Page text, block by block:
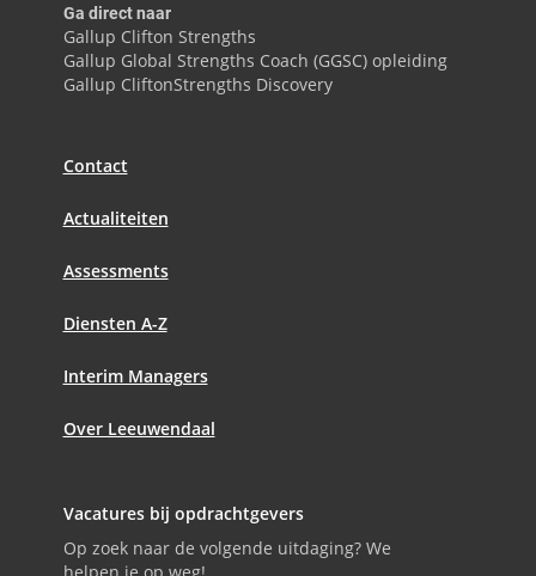
Ga direct naar
Gallup Clifton Strengths
Gallup Global Strengths Coach (GGSC) opleiding
Gallup CliftonStrengths Discovery
Contact
Actualiteiten
Assessments
Diensten A-Z
Interim Managers
Over Leeuwendaal
Vacatures bij opdrachtgevers
Op zoek naar de volgende uitdaging? We